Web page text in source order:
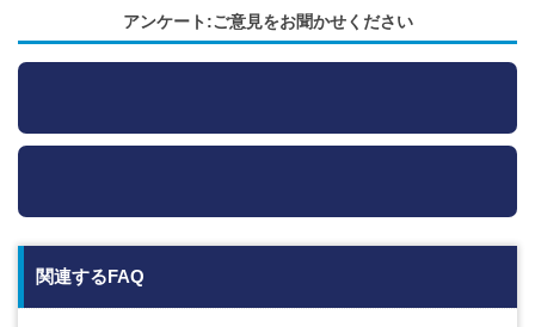
アンケート:ご意見をお聞かせください
関連するFAQ